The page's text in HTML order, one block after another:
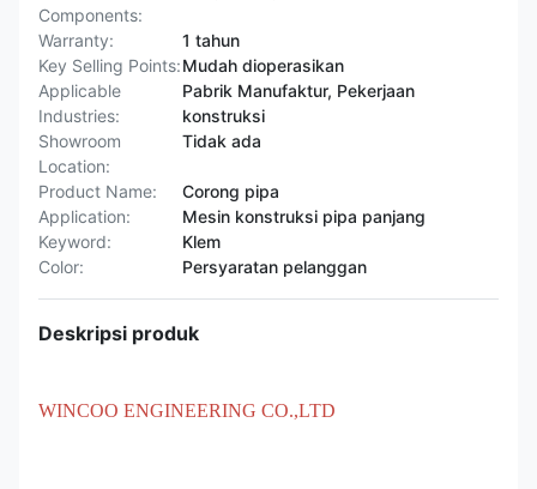
Components:
Warranty:
1 tahun
Key Selling Points:Mudah dioperasikan
Applicable
Industries:
Pabrik Manufaktur, Pekerjaan
konstruksi
Showroom
Location:
Tidak ada
Product Name:
Corong pipa
Application:
Mesin konstruksi pipa panjang
Keyword:
Klem
Color:
Persyaratan pelanggan
Deskripsi produk
WINCOO ENGINEERING CO.,LTD